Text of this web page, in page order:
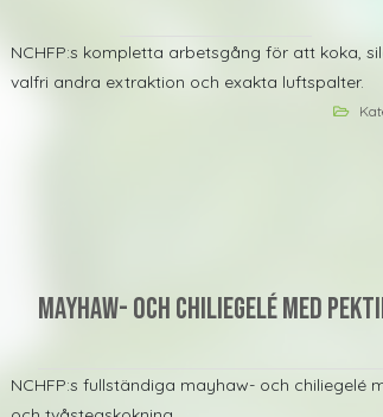
NCHFP:s kompletta arbetsgång för att koka,
valfri andra extraktion och exakta luftspalter.
Mayhaw- och chiliegelé med
NCHFP:s fullständiga mayhaw- och chiliegelé